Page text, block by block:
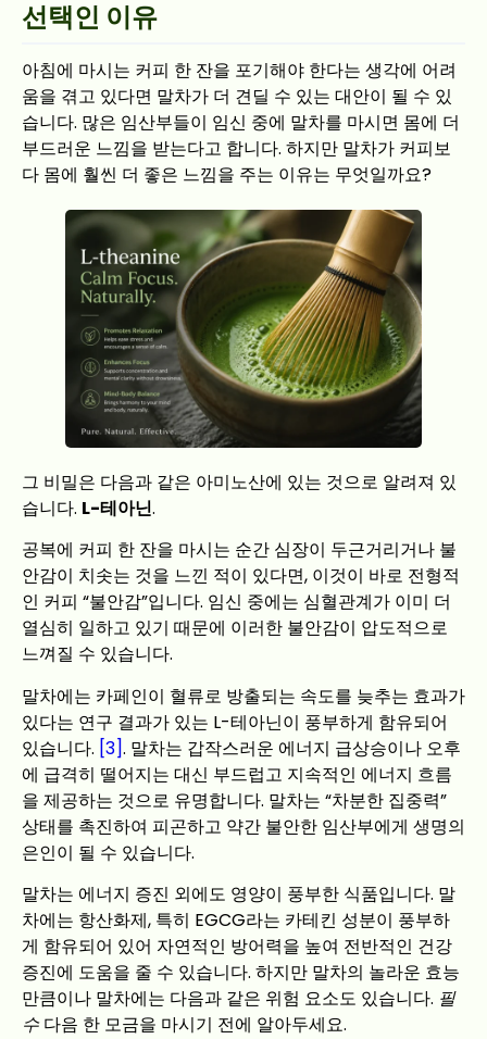
선택인 이유
아침에 마시는 커피 한 잔을 포기해야 한다는 생각에 어려
움을 겪고 있다면 말차가 더 견딜 수 있는 대안이 될 수 있
습니다. 많은 임산부들이 임신 중에 말차를 마시면 몸에 더
부드러운 느낌을 받는다고 합니다. 하지만 말차가 커피보
다 몸에 훨씬 더 좋은 느낌을 주는 이유는 무엇일까요?
그 비밀은 다음과 같은 아미노산에 있는 것으로 알려져 있
습니다. L-테아닌.
공복에 커피 한 잔을 마시는 순간 심장이 두근거리거나 불
안감이 치솟는 것을 느낀 적이 있다면, 이것이 바로 전형적
인 커피 “불안감”입니다. 임신 중에는 심혈관계가 이미 더
열심히 일하고 있기 때문에 이러한 불안감이 압도적으로
느껴질 수 있습니다.
말차에는 카페인이 혈류로 방출되는 속도를 늦추는 효과가
있다는 연구 결과가 있는 L-테아닌이 풍부하게 함유되어
있습니다. [3]. 말차는 갑작스러운 에너지 급상승이나 오후
에 급격히 떨어지는 대신 부드럽고 지속적인 에너지 흐름
을 제공하는 것으로 유명합니다. 말차는 “차분한 집중력”
상태를 촉진하여 피곤하고 약간 불안한 임산부에게 생명의
은인이 될 수 있습니다.
말차는 에너지 증진 외에도 영양이 풍부한 식품입니다. 말
차에는 항산화제, 특히 EGCG라는 카테킨 성분이 풍부하
게 함유되어 있어 자연적인 방어력을 높여 전반적인 건강
증진에 도움을 줄 수 있습니다. 하지만 말차의 놀라운 효능
만큼이나 말차에는 다음과 같은 위험 요소도 있습니다. 필
수다음 한 모금을 마시기 전에 알아두세요.